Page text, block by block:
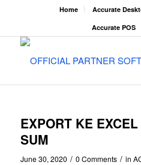
Home Accurate
Accurate POS
EXPORT KE
SUM
June 30, 2020 / 0 Comments / in